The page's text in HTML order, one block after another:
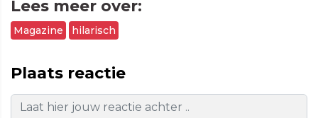
Lees meer over:
Magazine hilarisch
Plaats reactie